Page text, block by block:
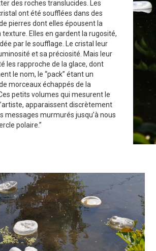
des roches translucides. Les
ont été soufflées dans des
pierres dont elles épousent la
Elles en gardent la rugosité,
par le soufflage. Le cristal leur
et sa préciosité. Mais leur
les rapproche de la glace, dont
le nom, le “pack” étant un
morceaux échappés de la
petits volumes qui mesurent le
apparaissent discrètement
messages murmurés jusqu’à nous
polaire.”